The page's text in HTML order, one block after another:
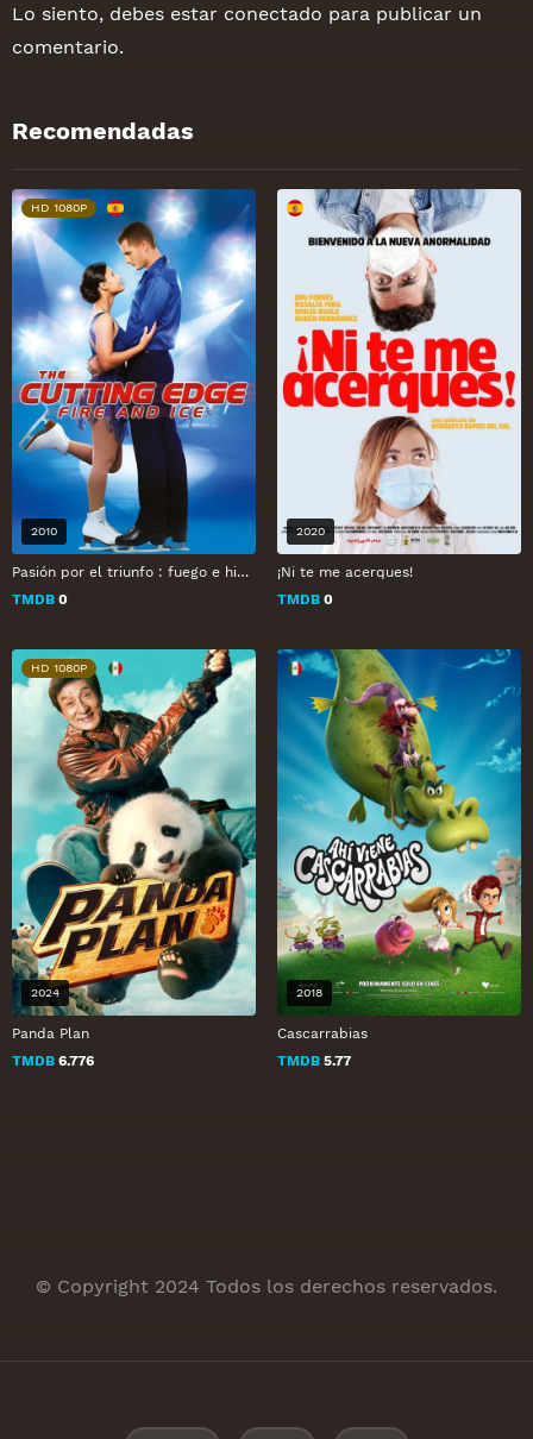
Lo siento, debes estar conectado para publicar un
comentario.
Recomendadas
Pasión por el triunfo : fuego e hielo
TMDB 0
HD 1080P
2010
¡Ni te me acerques!
TMDB 0
2020
Panda Plan
TMDB 6.776
HD 1080P
2024
Cascarrabias
TMDB 5.77
2018
© Copyright 2024 Todos los derechos reservados.